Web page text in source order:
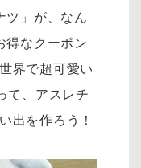
ツ」が、なん
得なクーポン
界で超可愛い
て、アスレチ
出を作ろう！